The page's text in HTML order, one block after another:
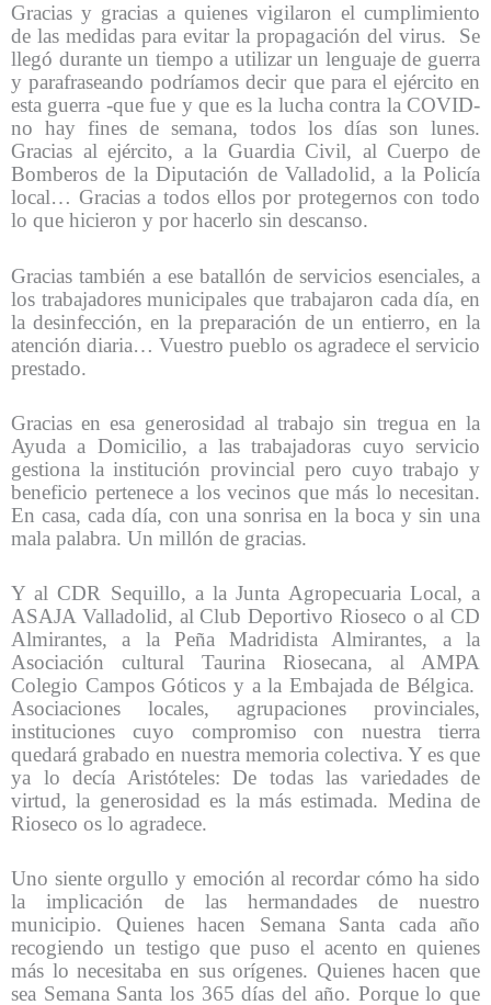
Gracias y gracias a quienes vigilaron el cumplimiento
de las medidas para evitar la propagación del virus. Se
llegó durante un tiempo a utilizar un lenguaje de guerra
y parafraseando podríamos decir que para el ejército en
esta guerra -que fue y que es la lucha contra la COVID-
no hay fines de semana, todos los días son lunes.
Gracias al ejército, a la Guardia Civil, al Cuerpo de
Bomberos de la Diputación de Valladolid, a la Policía
local… Gracias a todos ellos por protegernos con todo
lo que hicieron y por hacerlo sin descanso.
Gracias también a ese batallón de servicios esenciales, a
los trabajadores municipales que trabajaron cada día, en
la desinfección, en la preparación de un entierro, en la
atención diaria… Vuestro pueblo os agradece el servicio
prestado.
Gracias en esa generosidad al trabajo sin tregua en la
Ayuda a Domicilio, a las trabajadoras cuyo servicio
gestiona la institución provincial pero cuyo trabajo y
beneficio pertenece a los vecinos que más lo necesitan.
En casa, cada día, con una sonrisa en la boca y sin una
mala palabra. Un millón de gracias.
Y al CDR Sequillo, a la Junta Agropecuaria Local, a
ASAJA Valladolid, al Club Deportivo Rioseco o al CD
Almirantes, a la Peña Madridista Almirantes, a la
Asociación cultural Taurina Riosecana, al AMPA
Colegio Campos Góticos y a la Embajada de Bélgica.
Asociaciones locales, agrupaciones provinciales,
instituciones cuyo compromiso con nuestra tierra
quedará grabado en nuestra memoria colectiva. Y es que
ya lo decía Aristóteles: De todas las variedades de
virtud, la generosidad es la más estimada. Medina de
Rioseco os lo agradece.
Uno siente orgullo y emoción al recordar cómo ha sido
la implicación de las hermandades de nuestro
municipio. Quienes hacen Semana Santa cada año
recogiendo un testigo que puso el acento en quienes
más lo necesitaba en sus orígenes. Quienes hacen que
sea Semana Santa los 365 días del año. Porque lo que